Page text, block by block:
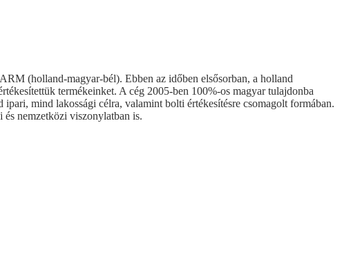
(holland-magyar-bél). Ebben az időben elsősorban, a holland
termékeinket. A cég 2005-ben 100%-os magyar tulajdonba
mind lakossági célra, valamint bolti értékesítésre csomagolt formában.
nemzetközi viszonylatban is.